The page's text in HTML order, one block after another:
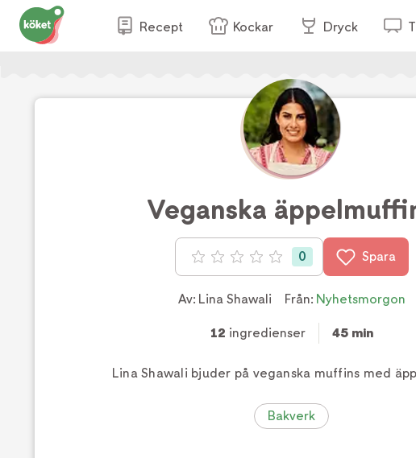
Recept Kockar Dryck
Veganska
Betyg: 0 av 5 0 Spara
Av: Lina Shawali Från: Nyhetsmorgon
12 ingredienser 45 min
Lina Shawali bjuder på veganska muffins med
Bakverk